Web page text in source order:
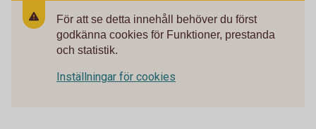
För att se detta innehåll behöver du först
godkänna cookies för Funktioner, prestanda
och statistik.
Inställningar för cookies